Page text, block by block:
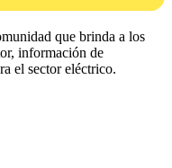
que brinda a los
información de
el sector eléctrico.